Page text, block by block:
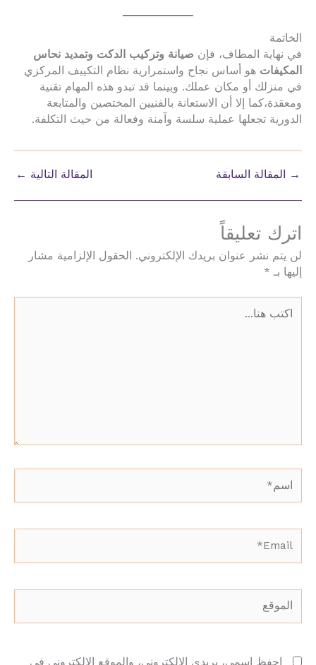
الخاتمة
في نهاية المطاف، فإن صيانة وتركيب الدكت وتمديد نحاس
المكيفات هو أساس نجاح واستمرارية نظام التكييف المركزي
في منزلك أو مكان عملك. وبينما قد تبدو هذه المهام تقنية
ومعقدة،كما إلا أن الاستعانة بالفنيين المختصين والمتابعة
الدورية تجعلها عملية سلسة وآمنة وفعالة من حيث التكلفة.
→ المقالة السابقة المقالة التالية ←
اترك تعليقاً
لن يتم نشر عنوان بريدك الإلكتروني.
الحقول الإلزامية مشار
إليها بـ *
هنا...
احفظ اسمي، بريدي الإلكتروني، والموقع الإلكتروني في